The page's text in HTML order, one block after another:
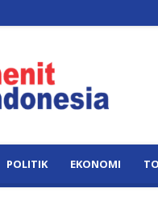
Indonesia
POLITIK EKONOMI